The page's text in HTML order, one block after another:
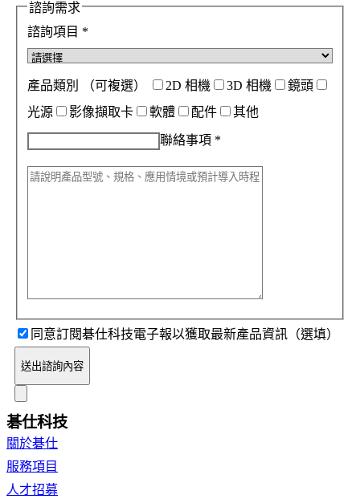
諮詢需求
諮詢項目 *
產品類別 （可複選） 2D 相機 3D 相機
鏡頭
光源
影像擷取卡 軟體 配件 其他
聯絡事項 *
同意訂閱碁仕科技電子報以獲取最新產品資訊（選填）
送出諮詢內容
碁仕科技
關於碁仕
服務項目
人才招募